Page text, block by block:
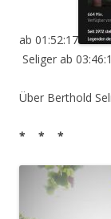
ab 01:52:17
Seliger ab
Über Berthold
* * *